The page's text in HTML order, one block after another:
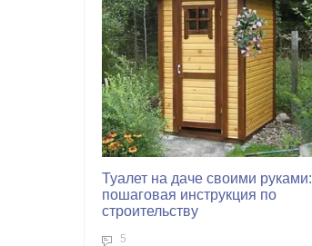
Туалет на даче своими руками:
пошаговая инструкция по
строительству
5